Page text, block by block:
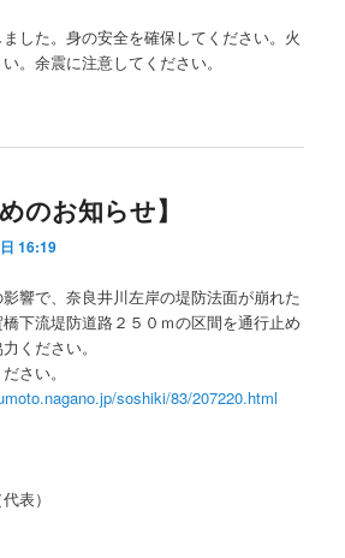
した。身の安全を確保してください。火
。余震に注意してください。
のお知らせ】
16:19
響で、奈良井川左岸の堤防法面が崩れた
下流堤防道路２５０ｍの区間を通行止め
ください。
さい。
soshiki/83/207220.html
表）